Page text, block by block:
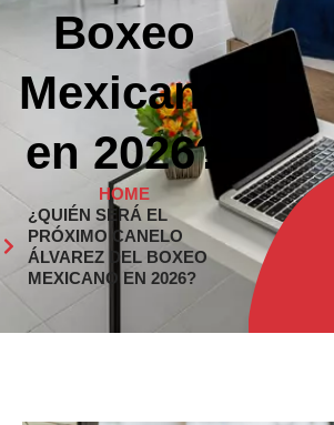
Boxeo
Mexicano
en 2026?
HOME
¿QUIÉN SERÁ EL
PRÓXIMO CANELO
ÁLVAREZ DEL BOXEO
MEXICANO EN 2026?